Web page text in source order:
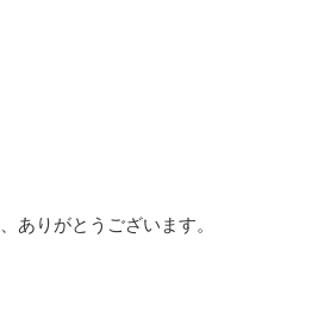
ありがとうございます。